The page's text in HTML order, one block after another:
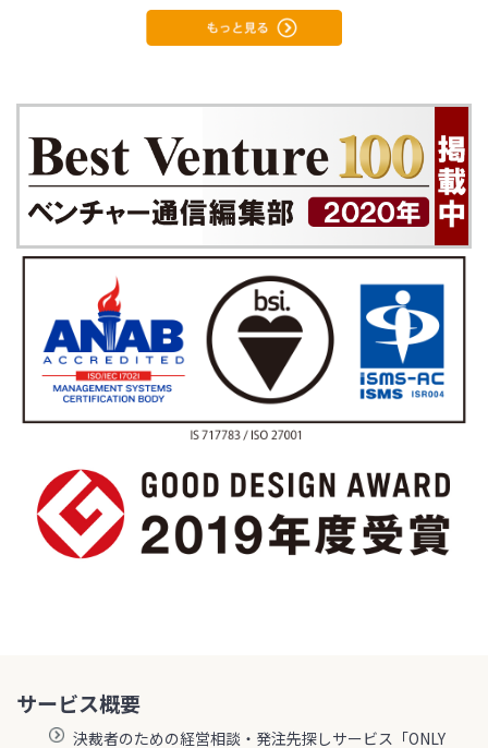
サービス概要
決裁者のための経営相談・発注先探しサービス「ONLY